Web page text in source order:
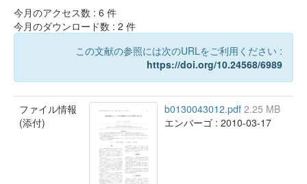
今月のアクセス数 : 6 件
今月のダウンロード数 : 2 件
この文献の参照には次のURLをご利用ください :
https://doi.org/10.24568/6989
ファイル情報
(添付)
b0130043012.pdf 2.25 MB
エンバーゴ : 2010-03-17